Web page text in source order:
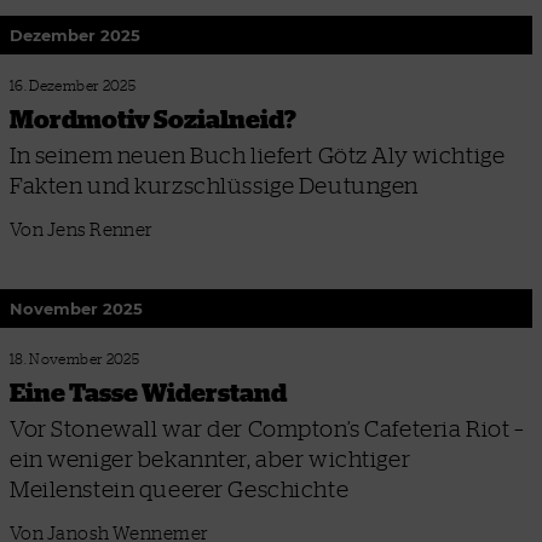
Dezember 2025
16. Dezember 2025
Mordmotiv Sozialneid?
In seinem neuen Buch liefert Götz Aly wichtige
Fakten und kurzschlüssige Deutungen
Von Jens Renner
November 2025
18. November 2025
Eine Tasse Widerstand
Vor Stonewall war der Compton’s Cafeteria Riot –
ein weniger bekannter, aber wichtiger
Meilenstein queerer Geschichte
Von Janosh Wennemer